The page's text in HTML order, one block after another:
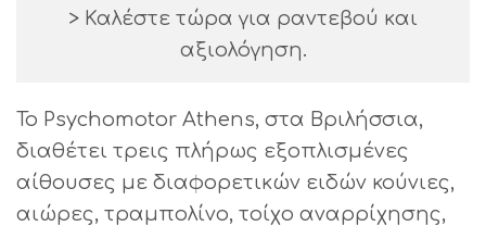
> Καλέστε τώρα για ραντεβού και
αξιολόγηση.
Το Psychomotor Athens, στα Βριλήσσια,
διαθέτει τρεις πλήρως εξοπλισμένες
αίθουσες με διαφορετικών ειδών κούνιες,
αιώρες, τραμπολίνο, τοίχο αναρρίχησης,